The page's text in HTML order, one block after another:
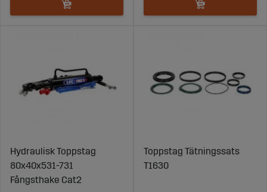
Hydraulisk Toppstag
80x40x531-731
Fångsthake Cat2
Toppstag Tätningssats
T1630